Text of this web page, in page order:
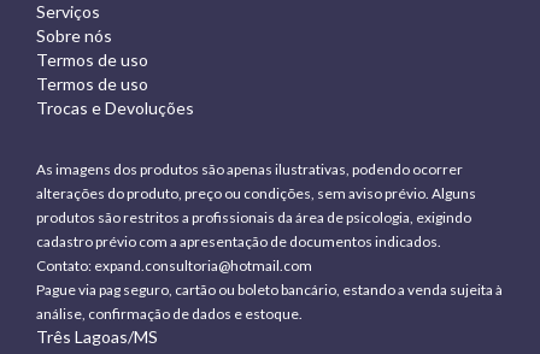
Serviços
Sobre nós
Termos de uso
Termos de uso
Trocas e Devoluções
As imagens dos produtos são apenas ilustrativas, podendo ocorrer
alterações do produto, preço ou condições, sem aviso prévio. Alguns
produtos são restritos a profissionais da área de psicologia, exigindo
cadastro prévio com a apresentação de documentos indicados.
Contato: expand.consultoria@hotmail.com
Pague via pag seguro, cartão ou boleto bancário, estando a venda sujeita à
análise, confirmação de dados e estoque.
Três Lagoas/MS